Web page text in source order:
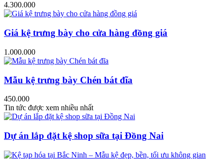
4.300.000
Giá kệ trưng bày cho cửa hàng đồng giá
1.000.000
Mẫu kệ trưng bày Chén bát đĩa
450.000
Tin tức được xem nhiều nhất
Dự án lắp đặt kệ shop sữa tại Đồng Nai